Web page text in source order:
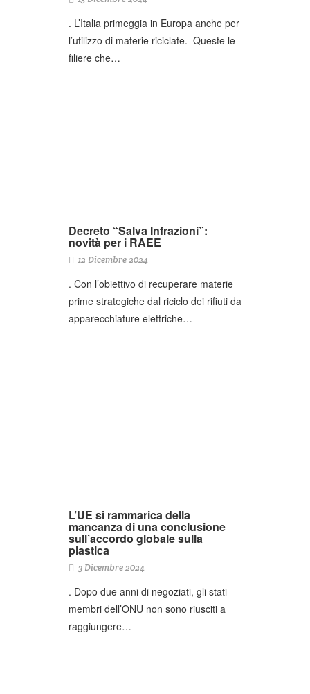
. L’Italia primeggia in Europa anche per
l’utilizzo di materie riciclate. Queste le
filiere che…
Decreto “Salva Infrazioni”:
novità per i RAEE
12 Dicembre 2024
. Con l’obiettivo di recuperare materie
prime strategiche dal riciclo dei rifiuti da
apparecchiature elettriche…
L’UE si rammarica della
mancanza di una conclusione
sull’accordo globale sulla
plastica
3 Dicembre 2024
. Dopo due anni di negoziati, gli stati
membri dell’ONU non sono riusciti a
raggiungere…